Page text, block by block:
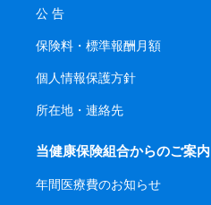
公 告
保険料・標準報酬月額
個人情報保護方針
所在地・連絡先
当健康保険組合からのご案内
年間医療費のお知らせ